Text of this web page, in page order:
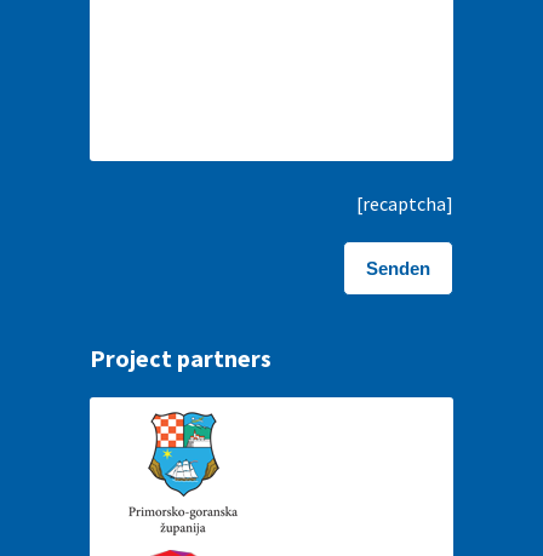
[recaptcha]
Project partners